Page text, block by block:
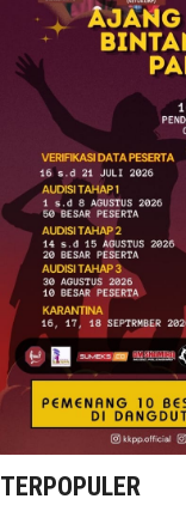
TERPOPULER